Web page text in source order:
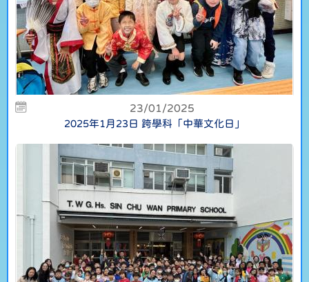
23/01/2025
2025年1月23日 跨學科「中華文化日」